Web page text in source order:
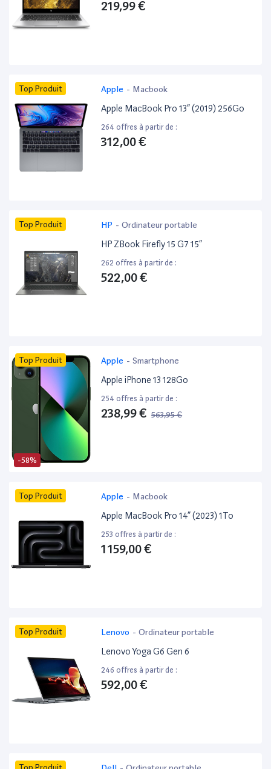
219,99 €
Top Produit Apple - Macbook
Apple MacBook Pro 13” (2019) 256Go
264 offres à partir de :
312,00 €
Top Produit HP - Ordinateur portable
HP ZBook Firefly 15 G7 15”
262 offres à partir de :
522,00 €
-58%
Top Produit Apple - Smartphone
Apple iPhone 13 128Go
254 offres à partir de :
238,99 € 563,95 €
Top Produit Apple - Macbook
Apple MacBook Pro 14” (2023) 1To
253 offres à partir de :
1 159,00 €
Top Produit Lenovo - Ordinateur portable
Lenovo Yoga G6 Gen 6
246 offres à partir de :
592,00 €
Top Produit